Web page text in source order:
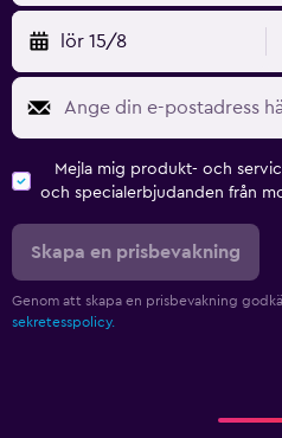
lör 15/8
Mejla mig produkt- och
och specialerbjudanden från
Skapa en prisbevakning
Genom att skapa en prisbevakning
sekretesspolicy.